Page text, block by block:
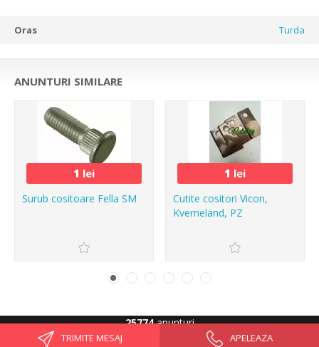
Oras Turda
ANUNTURI SIMILARE
1 lei
Surub cositoare Fella SM
1 lei
Cutite cositori Vicon,
Kverneland, PZ
TRIMITE MESAJ APELEAZA
25774anunturi